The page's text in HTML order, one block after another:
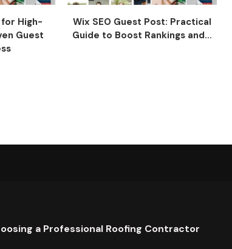
for High-
Guest
Wix SEO Guest Post: Practical
Guide to Boost Rankings and...
a Professional Roofing Contractor